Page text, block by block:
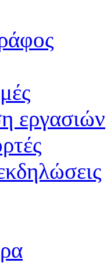
εργασιών